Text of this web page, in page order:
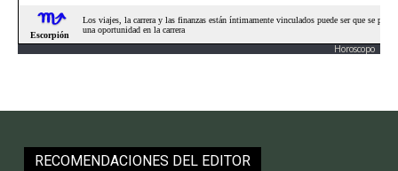
Horoscopo
RECOMENDACIONES DEL EDITOR